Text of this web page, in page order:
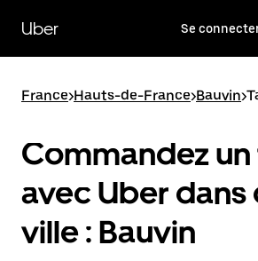
contenu
principal
Uber Se
France>Hauts-de-France>Bauvin>
Commandez
avec Uber
ville : Bauvin